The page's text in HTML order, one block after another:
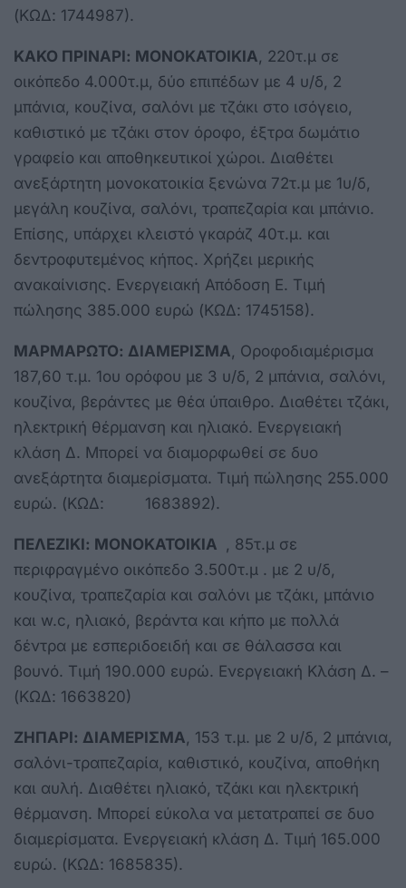
(ΚΩΔ: 1744987).
ΚΑΚΟ ΠΡΙΝΑΡΙ: ΜΟΝΟΚΑΤΟΙΚΙΑ , 220τ.μ σε
οικόπεδο 4.000τ.μ, δύο επιπέδων με 4 υ/δ, 2
μπάνια, κουζίνα, σαλόνι με τζάκι στο ισόγειο,
καθιστικό με τζάκι στον όροφο, έξτρα δωμάτιο
γραφείο και αποθηκευτικοί χώροι. Διαθέτει
ανεξάρτητη μονοκατοικία ξενώνα 72τ.μ με 1υ/δ,
μεγάλη κουζίνα, σαλόνι, τραπεζαρία και μπάνιο.
Επίσης, υπάρχει κλειστό γκαράζ 40τ.μ. και
δεντροφυτεμένος κήπος. Χρήζει μερικής
ανακαίνισης. Ενεργειακή Απόδοση Ε. Τιμή
πώλησης 385.000 ευρώ (ΚΩΔ: 1745158).
ΜΑΡΜΑΡΩΤΟ: ΔΙΑΜΕΡΙΣΜΑ , Οροφοδιαμέρισμα
187,60 τ.μ. 1ου ορόφου με 3 υ/δ, 2 μπάνια, σαλόνι,
κουζίνα, βεράντες με θέα ύπαιθρο. Διαθέτει τζάκι,
ηλεκτρική θέρμανση και ηλιακό. Ενεργειακή
κλάση Δ. Μπορεί να διαμορφωθεί σε δυο
ανεξάρτητα διαμερίσματα. Τιμή πώλησης 255.000
ευρώ. (ΚΩΔ: 1683892).
ΠΕΛΕΖΙΚΙ: ΜΟΝΟΚΑΤΟΙΚΙΑ
, 85τ.μ σε
περιφραγμένο οικόπεδο 3.500τ.μ . με 2 υ/δ,
κουζίνα, τραπεζαρία και σαλόνι με τζάκι, μπάνιο
και w.c, ηλιακό, βεράντα και κήπο με πολλά
δέντρα με εσπεριδοειδή και σε θάλασσα και
βουνό. Τιμή 190.000 ευρώ. Ενεργειακή Κλάση Δ. –
(ΚΩΔ: 1663820)
ΖΗΠΑΡΙ: ΔΙΑΜΕΡΙΣΜΑ , 153 τ.μ. με 2 υ/δ, 2 μπάνια,
σαλόνι-τραπεζαρία, καθιστικό, κουζίνα, αποθήκη
και αυλή. Διαθέτει ηλιακό, τζάκι και ηλεκτρική
θέρμανση. Μπορεί εύκολα να μετατραπεί σε δυο
διαμερίσματα. Ενεργειακή κλάση Δ. Τιμή 165.000
ευρώ. (ΚΩΔ: 1685835).